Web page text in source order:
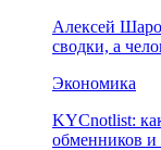
Алексей
сводки, а
Экономика
KYCnotlist:
обменников и